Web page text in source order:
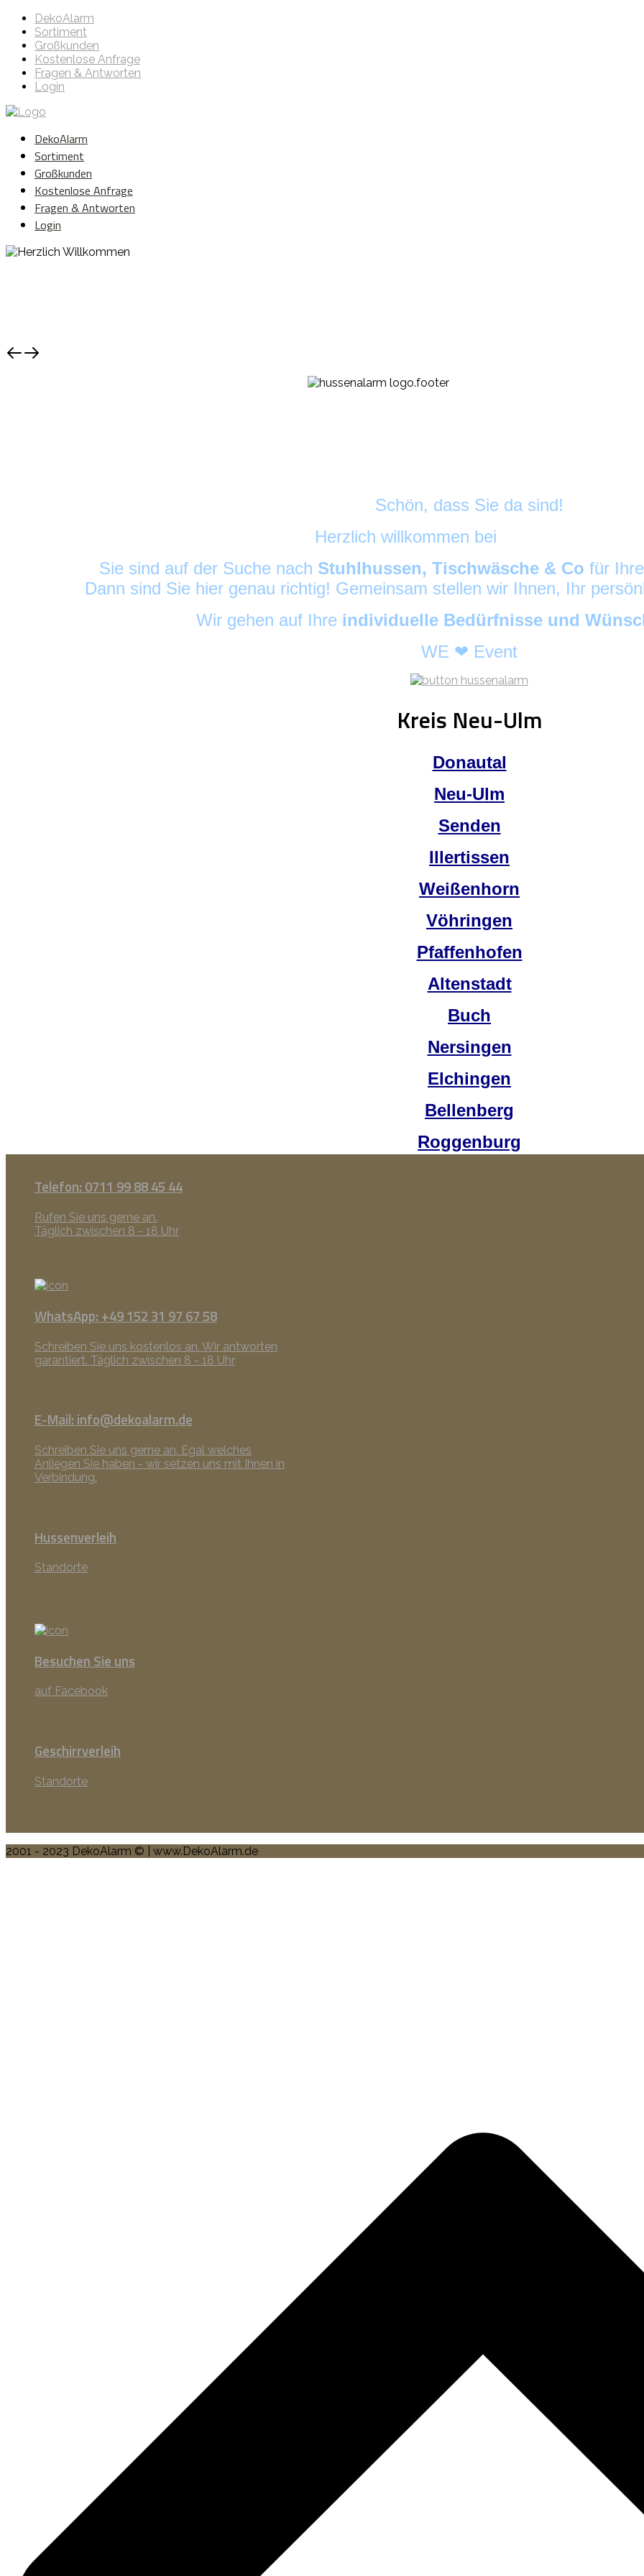
DekoAlarm
Sortiment
Großkunden
Kostenlose Anfrage
Fragen & Antworten
Login
DekoAlarm
Sortiment
Großkunden
Kostenlose Anfrage
Fragen & Antworten
Login
Schön, dass Sie da sind!
Herzlich willkommen bei
Sie sind auf der Suche nach Stuhlhussen, Tischwäsche & Co für
Dann sind Sie hier genau richtig! Gemeinsam stellen wir Ihnen, Ihr
Wir gehen auf Ihre individuelle Bedürfnisse und
WE ❤ Event
Kreis Neu-Ulm
Donautal
Neu-Ulm
Senden
Illertissen
Weißenhorn
Vöhringen
Pfaffenhofen
Altenstadt
Buch
Nersingen
Elchingen
Bellenberg
Roggenburg
Telefon: 0711 99 88 45 44
Rufen Sie uns gerne an.
Täglich zwischen 8 - 18 Uhr
WhatsApp: +49 152 31 97 67 58
Schreiben Sie uns kostenlos an. Wir antworten
garantiert. Täglich zwischen 8 - 18 Uhr
E-Mail: info@dekoalarm.de
Schreiben Sie uns gerne an. Egal welches
Anliegen Sie haben - wir setzen uns mit Ihnen in
Verbindung.
Hussenverleih
Standorte
Besuchen Sie uns
auf Facebook
Geschirrverleih
Standorte
2001 - 2023 DekoAlarm © | www.DekoAlarm.de